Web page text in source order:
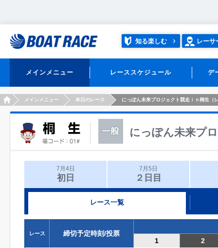
知る楽しむ レーサ
メインメニュー レーススケジュール デ
HOMEメインメニュー 本日のレース にっぽん未来プロジェクト競走ｉｎ桐生（
にっぽん未来プ
7月4日
初日
7月5日
２日目
レース一覧
レース
締切予定時刻/投票
1
2